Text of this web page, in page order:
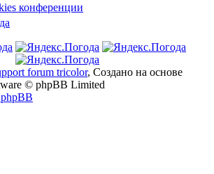
конференции
forum tricolor, Создано на основе
© phpBB Limited